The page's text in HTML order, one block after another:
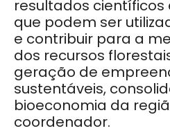
resultados científicos
que podem ser
e contribuir para a
dos recursos
geração de
sustentáveis,
bioeconomia da
coordenador.